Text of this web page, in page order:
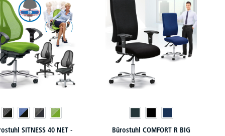
SITNESS 40 NET - Bürostuhl COMFORT R BIG